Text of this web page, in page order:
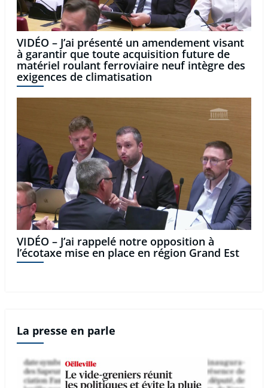
VIDÉO – J’ai présenté un amendement visant
à garantir que toute acquisition future de
matériel roulant ferroviaire neuf intègre des
exigences de climatisation
VIDÉO – J’ai rappelé notre opposition à
l’écotaxe mise en place en région Grand Est
La presse en parle